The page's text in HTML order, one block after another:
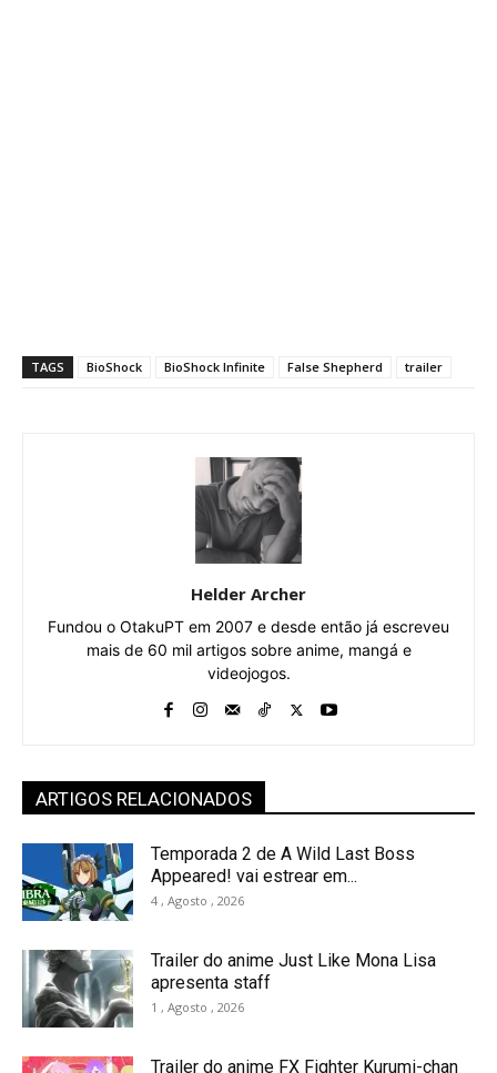
TAGS BioShock BioShock Infinite False Shepherd trailer
Helder Archer
Fundou o OtakuPT em 2007 e desde então já escreveu
mais de 60 mil artigos sobre anime, mangá e
videojogos.
ARTIGOS RELACIONADOS
Temporada 2 de A Wild Last Boss
Appeared! vai estrear em...
4 , Agosto , 2026
Trailer do anime Just Like Mona Lisa
apresenta staff
1 , Agosto , 2026
Trailer do anime FX Fighter Kurumi-chan